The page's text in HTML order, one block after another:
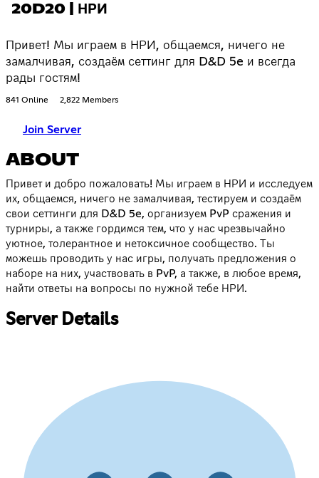
20D20 | НРИ
Привет! Мы играем в НРИ, общаемся, ничего не
замалчивая, создаём сеттинг для D&D 5e и всегда
рады гостям!
841 Online 2,822 Members
Join Server
ABOUT
Привет и добро пожаловать! Мы играем в НРИ и исследуем
их, общаемся, ничего не замалчивая, тестируем и создаём
свои сеттинги для D&D 5e, организуем PvP сражения и
турниры, а также гордимся тем, что у нас чрезвычайно
уютное, толерантное и нетоксичное сообщество. Ты
можешь проводить у нас игры, получать предложения о
наборе на них, участвовать в PvP, а также, в любое время,
найти ответы на вопросы по нужной тебе НРИ.
Server Details